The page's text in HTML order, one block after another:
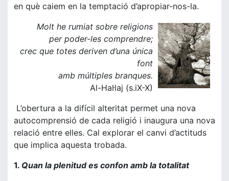
en què caiem en la temptació d’apropiar-nos-la.
Molt he rumiat sobre religions
per poder-les comprendre;
crec que totes deriven d’una única
font
amb múltiples branques.
Al-Hal·laj (s.iX-X)
L’obertura a la difícil alteritat permet una nova
autocomprensió de cada religió i inaugura una nova
relació entre elles. Cal explorar el canvi d’actituds
que implica aquesta trobada.
1. Quan la plenitud es confon amb la totalitat